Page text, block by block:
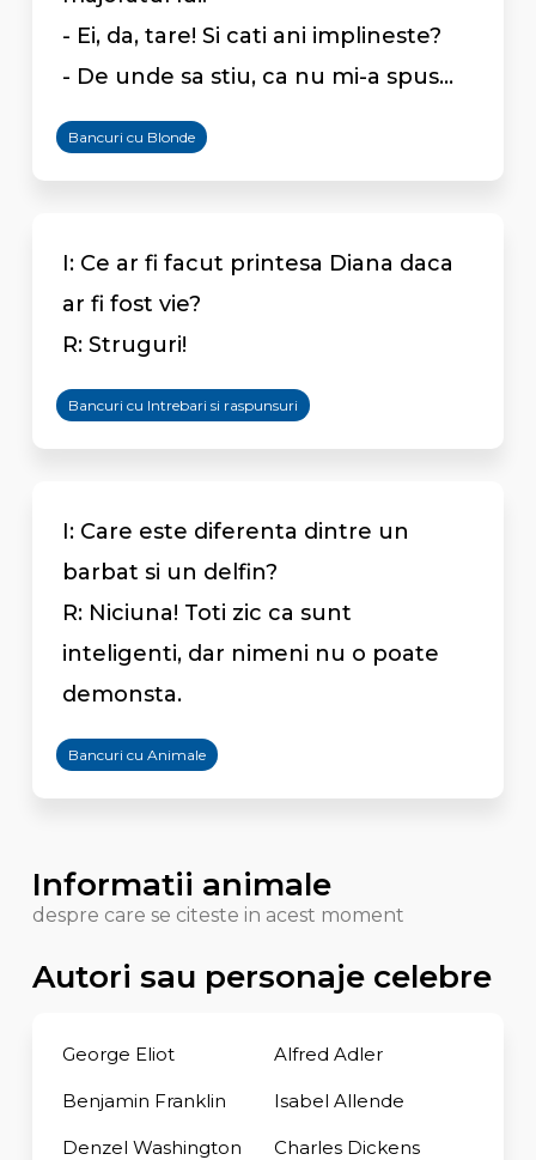
- Ei, da, tare! Si cati ani implineste?
- De unde sa stiu, ca nu mi-a spus...
Bancuri cu Blonde
I: Ce ar fi facut printesa Diana daca
ar fi fost vie?
R: Struguri!
Bancuri cu Intrebari si raspunsuri
I: Care este diferenta dintre un
barbat si un delfin?
R: Niciuna! Toti zic ca sunt
inteligenti, dar nimeni nu o poate
demonsta.
Bancuri cu Animale
Informatii animale
despre care se citeste in acest moment
Autori sau personaje celebre
George Eliot Alfred Adler
Benjamin Franklin Isabel Allende
Denzel Washington Charles Dickens